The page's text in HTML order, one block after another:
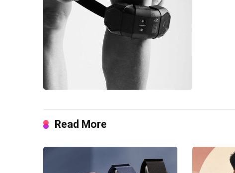
Read More